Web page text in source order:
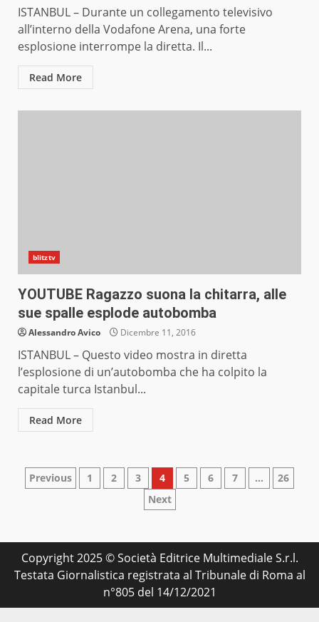
ISTANBUL – Durante un collegamento televisivo
all’interno della Vodafone Arena, una forte
esplosione interrompe la diretta. Il...
Read More
blitztv
YOUTUBE Ragazzo suona la chitarra, alle
sue spalle esplode autobomba
Alessandro Avico Dicembre 11, 2016
ISTANBUL – Questo video mostra in diretta
l’esplosione di un’autobomba che ha colpito la
capitale turca Istanbul...
Read More
Paginazione
articoli
Previous 1 2 3 4 5 6 7 …
26
Next
Copyright 2025 © Società Editrice Multimediale S.r.l.
Testata Giornalistica registrata al Tribunale di Roma al
n°805 del 14/12/2021